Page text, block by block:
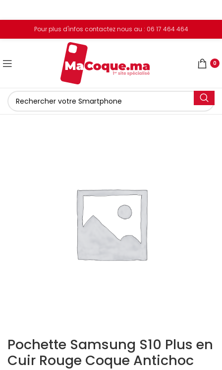
Pour plus d'infos contactez nous au : 06 17 464 464
0
Pochette Samsung S10 Plus en
Cuir Rouge Coque Antichoc